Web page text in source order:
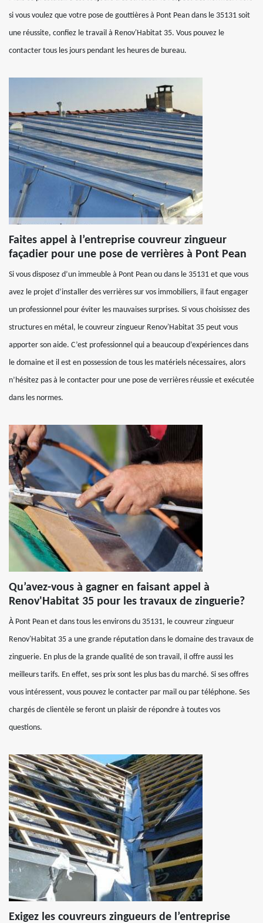
si vous voulez que votre pose de gouttières à Pont Pean dans le 35131 soit
une réussite, confiez le travail à Renov'Habitat 35. Vous pouvez le
contacter tous les jours pendant les heures de bureau.
Faites appel à l’entreprise couvreur zingueur
façadier pour une pose de verrières à Pont Pean
Si vous disposez d’un immeuble à Pont Pean ou dans le 35131 et que vous
avez le projet d’installer des verrières sur vos immobiliers, il faut engager
un professionnel pour éviter les mauvaises surprises. Si vous choisissez des
structures en métal, le couvreur zingueur Renov'Habitat 35 peut vous
apporter son aide. C’est professionnel qui a beaucoup d’expériences dans
le domaine et il est en possession de tous les matériels nécessaires, alors
n’hésitez pas à le contacter pour une pose de verrières réussie et exécutée
dans les normes.
Qu’avez-vous à gagner en faisant appel à
Renov'Habitat 35 pour les travaux de zinguerie?
À Pont Pean et dans tous les environs du 35131, le couvreur zingueur
Renov'Habitat 35 a une grande réputation dans le domaine des travaux de
zinguerie. En plus de la grande qualité de son travail, il offre aussi les
meilleurs tarifs. En effet, ses prix sont les plus bas du marché. Si ses offres
vous intéressent, vous pouvez le contacter par mail ou par téléphone. Ses
chargés de clientèle se feront un plaisir de répondre à toutes vos
questions.
Exigez les couvreurs zingueurs de l’entreprise